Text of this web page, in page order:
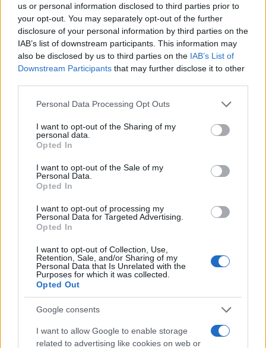
us or personal information disclosed to third parties prior to
your opt-out. You may separately opt-out of the further
disclosure of your personal information by third parties on the
IAB’s list of downstream participants. This information may
also be disclosed by us to third parties on the IAB’s List of
Downstream Participants that may further disclose it to other
Please note that this website/app uses one or more Google
not limited to your visit or usage behaviour. You may click to
grant or deny consent to Google and its third-party tags to
use your data for below specified purposes in below Google
consent section.
Personal Data Processing Opt Outs
I want to opt-out of the Sharing of my
personal data.
Opted In
I want to opt-out of the Sale of my
Personal Data.
Opted In
I want to opt-out of processing my
Personal Data for Targeted Advertising.
Opted In
I want to opt-out of Collection, Use,
Retention, Sale, and/or Sharing of my
Personal Data that Is Unrelated with the
Purposes for which it was collected.
Opted Out
Google consents
I want to allow Google to enable storage
related to advertising like cookies on web or
Σχολίασε εδώ
50 /50
2000 /2000
Υποβολή σχολίου
Όροι Χρήσης . Το site προστατεύεται από reCAPTCHA, ισχύουν
Πολιτική
ΚΙΝΑ
ΠΡΟΚΟΠΗΣ ΠΑΥΛΟΠΟΥΛΟΣ
Share:
ενημερωθείτε πρώτοι για όλη την ειδησεογραφία και τα